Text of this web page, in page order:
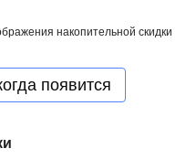
накопительной скидки
появится